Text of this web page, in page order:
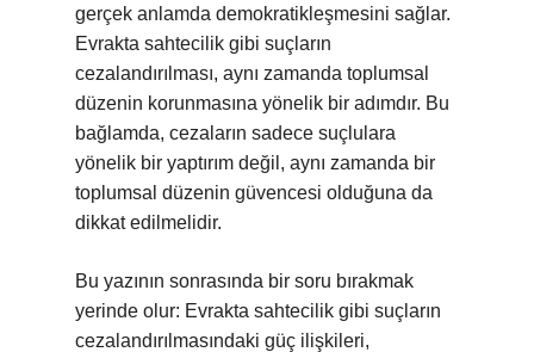
gerçek anlamda demokratikleşmesini sağlar.
Evrakta sahtecilik gibi suçların
cezalandırılması, aynı zamanda toplumsal
düzenin korunmasına yönelik bir adımdır. Bu
bağlamda, cezaların sadece suçlulara
yönelik bir yaptırım değil, aynı zamanda bir
toplumsal düzenin güvencesi olduğuna da
dikkat edilmelidir.
Bu yazının sonrasında bir soru bırakmak
yerinde olur: Evrakta sahtecilik gibi suçların
cezalandırılmasındaki güç ilişkileri,